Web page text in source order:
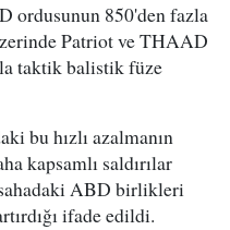
ordusunun 850'den fazla
Patriot ve THAAD
taktik balistik füze
bu hızlı azalmanın
kapsamlı saldırılar
sahadaki ABD birlikleri
ifade edildi.